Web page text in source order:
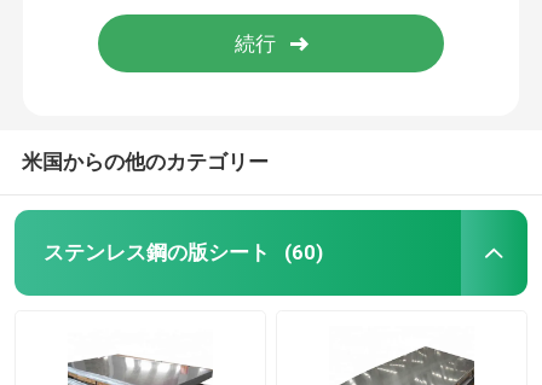
米国からの他のカテゴリー
ステンレス鋼の版シート (60)